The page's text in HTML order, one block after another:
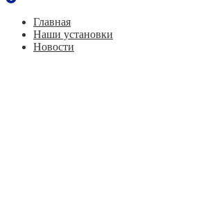
Главная
Наши установки
Новости